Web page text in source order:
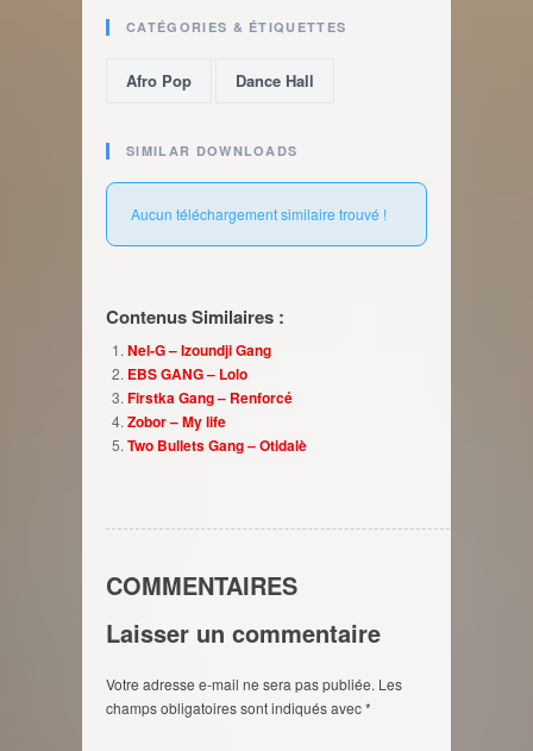
CATÉGORIES & ÉTIQUETTES
Afro Pop Dance Hall
SIMILAR DOWNLOADS
Aucun téléchargement similaire trouvé !
Contenus Similaires :
Nel-G – Izoundji Gang
EBS GANG – Lolo
Firstka Gang – Renforcé
Zobor – My life
Two Bullets Gang – Otidalè
COMMENTAIRES
Laisser un commentaire
Votre adresse e-mail ne sera pas publiée. Les
champs obligatoires sont indiqués avec*